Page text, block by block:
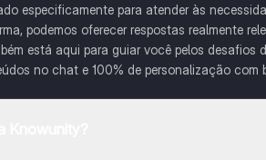
especificamente para atender às
podemos oferecer respostas realmente
está aqui para guiar você pelos desafios
no chat e 100% de personalização com